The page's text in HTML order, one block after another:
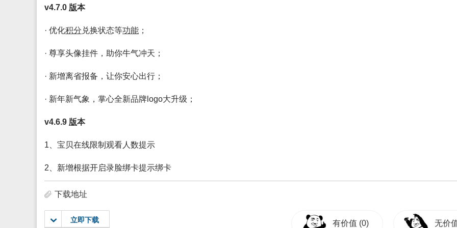
v4.7.0 版本
· 优化积分 兑换状态等功能 ；
· 尊享头像挂件，助你牛气冲天；
· 新增离省报备，让你安心出行；
· 新年新气象，掌心全新品牌logo大升级；
v4.6.9 版本
1、宝贝在线限制观看人数提示
2、新增根据开启录脸绑卡提示绑卡
下载地址
立即下载 有价值 (0) 无价